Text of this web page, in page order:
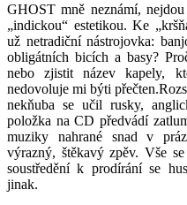
GHOST mně neznámí,
„indickou“ estetikou. Ke
už netradiční nástrojovka:
obligátních bicích a basy?
nebo zjistit název kapely,
nedovoluje mi býti
nekňuba se učil rusky,
položka na CD předvádí
muziky nahrané snad v
výrazný, štěkavý zpěv. Vše
soustředění k prodírání se
jinak.